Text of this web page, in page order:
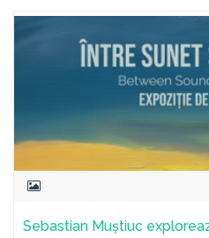
Sebastian Muștiuc